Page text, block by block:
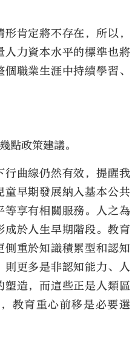
肯定將不存在，所以，
人力資本水平的標準也將
職業生涯中持續學習、
點政策建議。
行曲線仍然有效，提醒我
童早期發展納入基本公共
等享有相關服務。人之為
成於人生早期階段。教育
側重於知識積累型和認知
則更多是非認知能力、人
塑造，而這些正是人類區
教育重心前移是必要選